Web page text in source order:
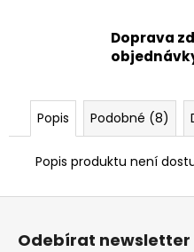
Doprava
Popis Podobné (8)
Popis produktu není
Z
Odebírat newsletter